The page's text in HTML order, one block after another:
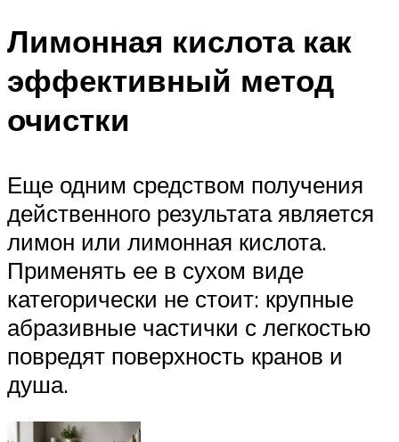
Лимонная кислота как
эффективный метод
очистки
Еще одним средством получения
действенного результата является
лимон или лимонная кислота.
Применять ее в сухом виде
категорически не стоит: крупные
абразивные частички с легкостью
повредят поверхность кранов и
душа.